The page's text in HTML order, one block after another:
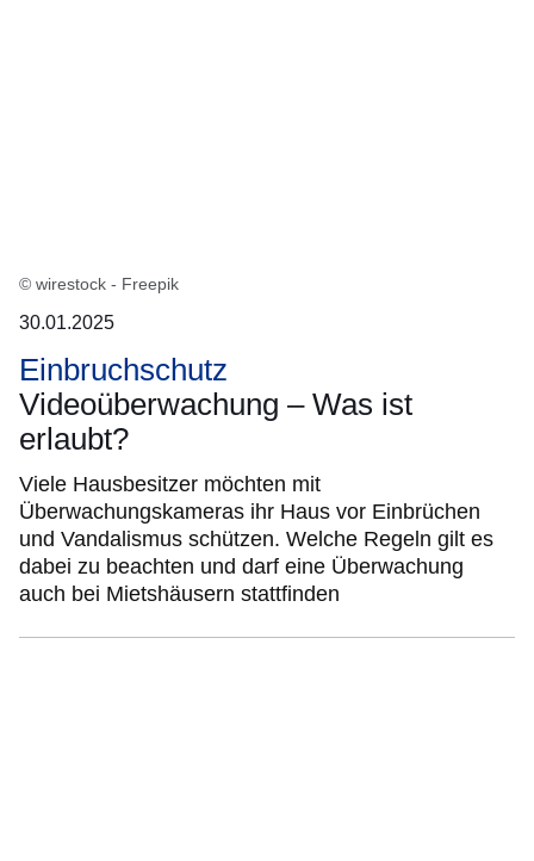
© wirestock - Freepik
30.01.2025
Einbruchschutz
Videoüberwachung – Was ist
erlaubt?
Viele Hausbesitzer möchten mit
Überwachungskameras ihr Haus vor Einbrüchen
und Vandalismus schützen. Welche Regeln gilt es
dabei zu beachten und darf eine Überwachung
auch bei Mietshäusern stattfinden